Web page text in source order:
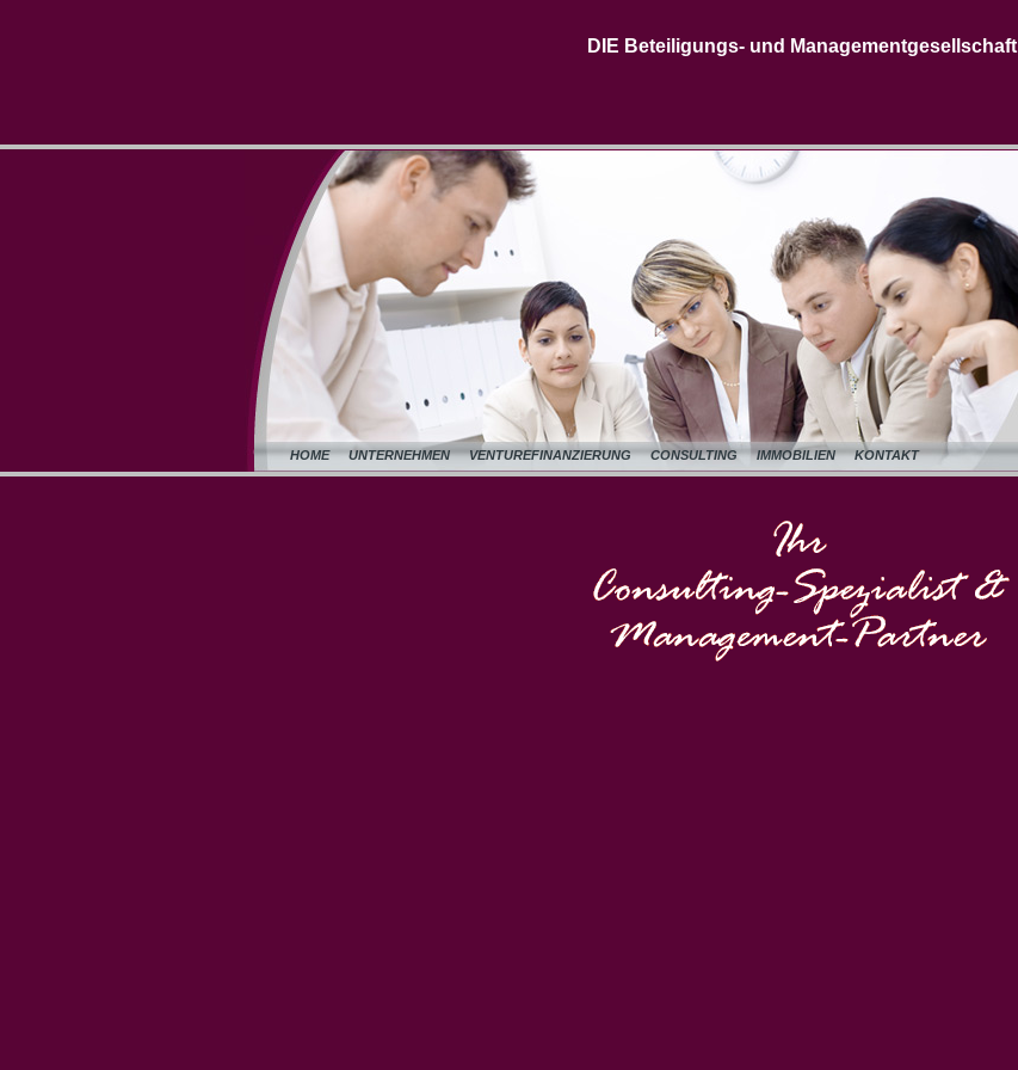
DIE Beteiligungs- und Managementgesellschaft
HOME UNTERNEHMEN VENTUREFINANZIERUNG CONSULTING IMMOBILIEN KONTAKT